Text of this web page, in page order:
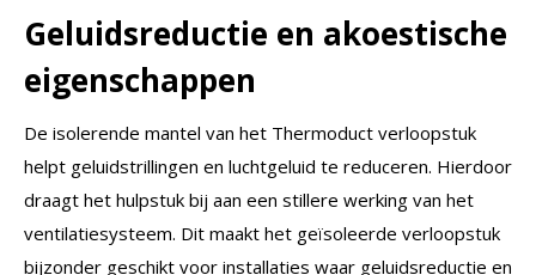
Geluidsreductie en akoestische
eigenschappen
De isolerende mantel van het Thermoduct verloopstuk
helpt geluidstrillingen en luchtgeluid te reduceren. Hierdoor
draagt het hulpstuk bij aan een stillere werking van het
ventilatiesysteem. Dit maakt het geïsoleerde verloopstuk
bijzonder geschikt voor installaties waar geluidsreductie en